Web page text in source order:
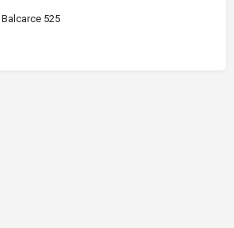
Balcarce 525